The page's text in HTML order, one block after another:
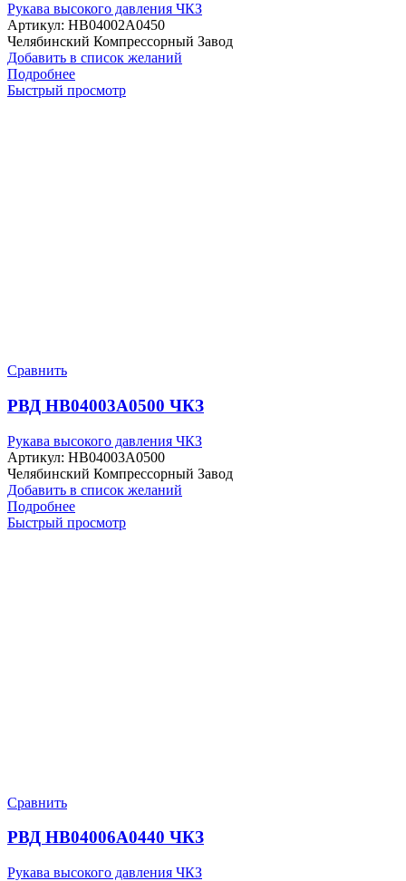
Рукава высокого давления ЧКЗ
Артикул: HB04002A0450
Челябинский Компрессорный Завод
Добавить в список желаний
Подробнее
Быстрый просмотр
Сравнить
РВД HB04003A0500 ЧКЗ
Рукава высокого давления ЧКЗ
Артикул: HB04003A0500
Челябинский Компрессорный Завод
Добавить в список желаний
Подробнее
Быстрый просмотр
Сравнить
РВД HB04006A0440 ЧКЗ
Рукава высокого давления ЧКЗ